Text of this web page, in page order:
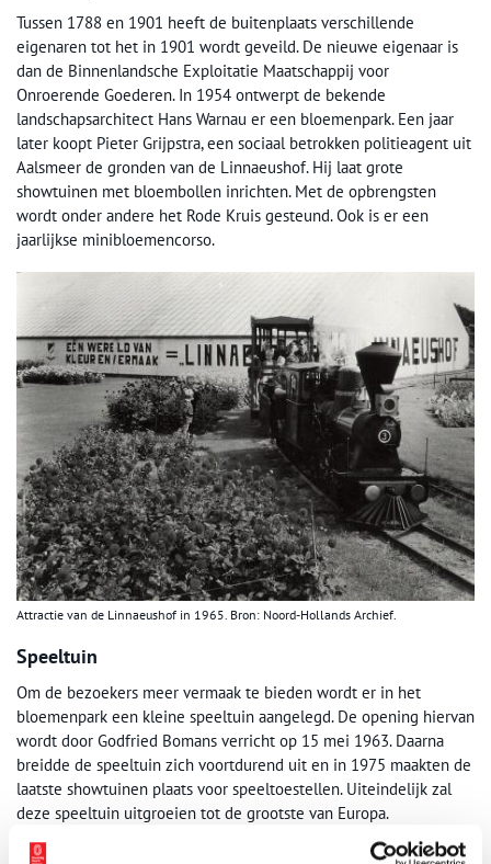
Tussen 1788 en 1901 heeft de buitenplaats verschillende
eigenaren tot het in 1901 wordt geveild. De nieuwe eigenaar is
dan de Binnenlandsche Exploitatie Maatschappij voor
Onroerende Goederen. In 1954 ontwerpt de bekende
landschapsarchitect Hans Warnau er een bloemenpark. Een jaar
later koopt Pieter Grijpstra, een sociaal betrokken politieagent uit
Aalsmeer de gronden van de Linnaeushof. Hij laat grote
showtuinen met bloembollen inrichten. Met de opbrengsten
wordt onder andere het Rode Kruis gesteund. Ook is er een
jaarlijkse minibloemencorso.
Attractie van de Linnaeushof in 1965. Bron: Noord-Hollands Archief.
Speeltuin
Om de bezoekers meer vermaak te bieden wordt er in het
bloemenpark een kleine speeltuin aangelegd. De opening hiervan
wordt door Godfried Bomans verricht op 15 mei 1963. Daarna
breidde de speeltuin zich voortdurend uit en in 1975 maakten de
laatste showtuinen plaats voor speeltoestellen. Uiteindelijk zal
deze speeltuin uitgroeien tot de grootste van Europa.
Literatuur: